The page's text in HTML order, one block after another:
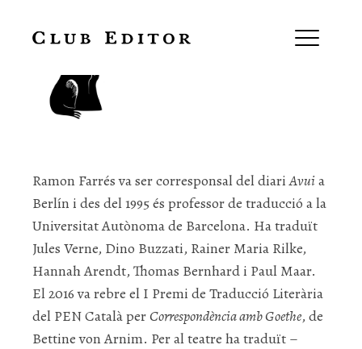
Ramon Farrésva ser corresponsal del diariAvuia
Berlín i des del 1995 és professor de traducció a la
Universitat Autònoma de Barcelona. Ha traduït
Jules Verne, Dino Buzzati, Rainer Maria Rilke,
Hannah Arendt, Thomas Bernhard i Paul Maar.
El 2016 va rebre el I Premi de Traducció Literària
del PEN Català perCorrespondència amb Goethe, de
Bettine von Arnim. Per al teatre ha traduït –